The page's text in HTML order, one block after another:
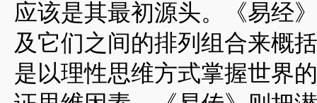
应该是其最初源头。《易经
及它们之间的排列组合来概
是以理性思维方式掌握世界